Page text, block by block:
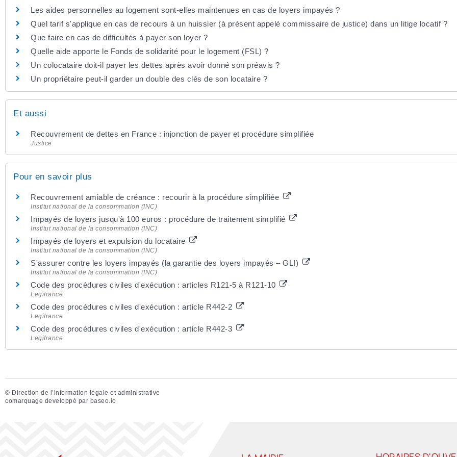
Les aides personnelles au logement sont-elles maintenues en cas de loyers impayés ?
Quel tarif s'applique en cas de recours à un huissier (à présent appelé commissaire de justice) dans un litige locatif ?
Que faire en cas de difficultés à payer son loyer ?
Quelle aide apporte le Fonds de solidarité pour le logement (FSL) ?
Un colocataire doit-il payer les dettes après avoir donné son préavis ?
Un propriétaire peut-il garder un double des clés de son locataire ?
Et aussi
Recouvrement de dettes en France : injonction de payer et procédure simplifiée
Justice
Pour en savoir plus
Recouvrement amiable de créance : recourir à la procédure simplifiée
Institut national de la consommation (INC)
Impayés de loyers jusqu'à 100 euros : procédure de traitement simplifié
Institut national de la consommation (INC)
Impayés de loyers et expulsion du locataire
Institut national de la consommation (INC)
S'assurer contre les loyers impayés (la garantie des loyers impayés – GLI)
Institut national de la consommation (INC)
Code des procédures civiles d'exécution : articles R121-5 à R121-10
Legifrance
Code des procédures civiles d'exécution : article R442-2
Legifrance
Code des procédures civiles d'exécution : article R442-3
Legifrance
© Direction de l’information légale et administrative
comarquage developpé par baseo.io